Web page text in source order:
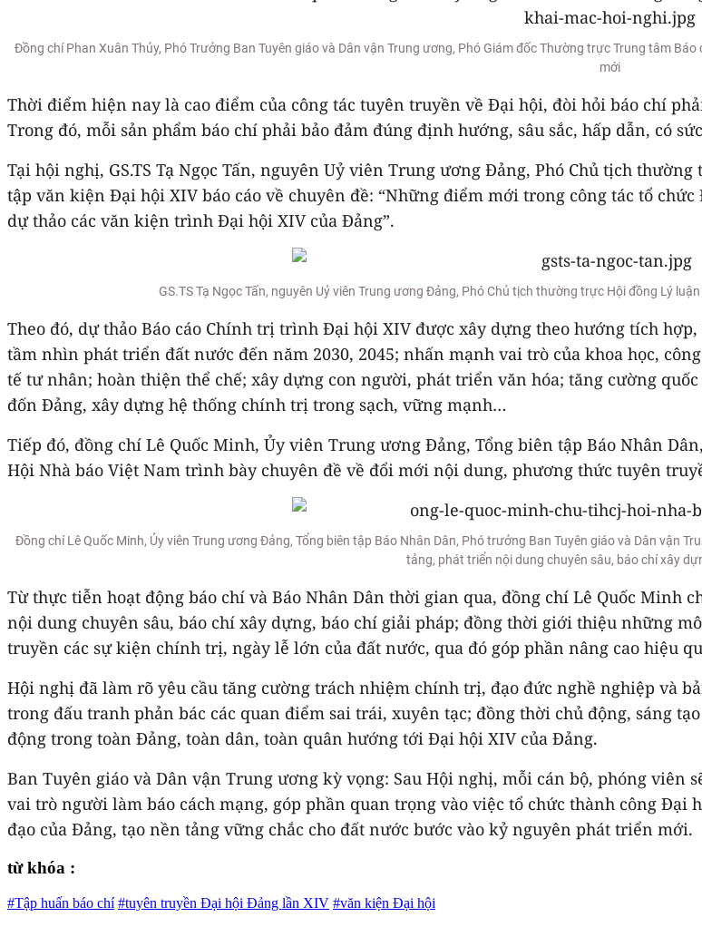
Đồng chí Phan Xuân Thủy, Phó Trưởng Ban Tuyên giáo và Dân vận Trung ương, Phó Giám đốc Thường trực Trung tâm
mới
Thời điểm hiện nay là cao điểm của công tác tuyên truyền về Đại hội, đòi hỏi báo chí
Trong đó, mỗi sản phẩm báo chí phải bảo đảm đúng định hướng, sâu sắc, hấp dẫn, có
Tại hội nghị, GS.TS Tạ Ngọc Tấn, nguyên Uỷ viên Trung ương Đảng, Phó Chủ tịch
tập văn kiện Đại hội XIV báo cáo về chuyên đề: “Những điểm mới trong công tác tổ
dự thảo các văn kiện trình Đại hội XIV của Đảng”.
GS.TS Tạ Ngọc Tấn, nguyên Uỷ viên Trung ương Đảng, Phó Chủ tịch thường trực Hội đồng Lý
Theo đó, dự thảo Báo cáo Chính trị trình Đại hội XIV được xây dựng theo hướng tích
tầm nhìn phát triển đất nước đến năm 2030, 2045; nhấn mạnh vai trò của khoa học,
tế tư nhân; hoàn thiện thể chế; xây dựng con người, phát triển văn hóa; tăng cường
đốn Đảng, xây dựng hệ thống chính trị trong sạch, vững mạnh…
Tiếp đó, đồng chí Lê Quốc Minh, Ủy viên Trung ương Đảng, Tổng biên tập Báo Nhân
Hội Nhà báo Việt Nam trình bày chuyên đề về đổi mới nội dung, phương thức tuyên
Đồng chí Lê Quốc Minh, Ủy viên Trung ương Đảng, Tổng biên tập Báo Nhân Dân, Phó trưởng Ban Tuyên giáo và Dân vận
tảng, phát triển nội dung chuyên sâu, báo chí xây
Từ thực tiễn hoạt động báo chí và Báo Nhân Dân thời gian qua, đồng chí Lê Quốc
nội dung chuyên sâu, báo chí xây dựng, báo chí giải pháp; đồng thời giới thiệu những
truyền các sự kiện chính trị, ngày lễ lớn của đất nước, qua đó góp phần nâng cao hiệu
Hội nghị đã làm rõ yêu cầu tăng cường trách nhiệm chính trị, đạo đức nghề nghiệp và
trong đấu tranh phản bác các quan điểm sai trái, xuyên tạc; đồng thời chủ động, sáng
động trong toàn Đảng, toàn dân, toàn quân hướng tới Đại hội XIV của Đảng.
Ban Tuyên giáo và Dân vận Trung ương kỳ vọng: Sau Hội nghị, mỗi cán bộ, phóng
vai trò người làm báo cách mạng, góp phần quan trọng vào việc tổ chức thành công
đạo của Đảng, tạo nền tảng vững chắc cho đất nước bước vào kỷ nguyên phát triển mới.
từ khóa :
#Tập huấn báo chí #tuyên truyền Đại hội Đảng lần XIV #văn kiện Đại hội